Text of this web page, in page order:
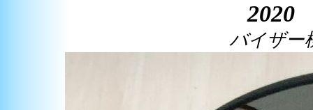
2020
バイザー